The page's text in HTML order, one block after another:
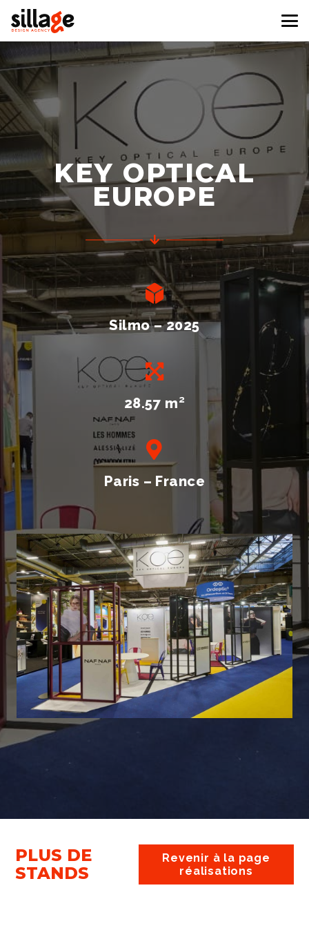
KEY OPTICAL
EUROPE
Silmo – 2025
28.57 m²
Paris – France
PLUS DE
STANDS
Revenir à la page
réalisations
D’ESTOUBLON
VINICOLE
VINICOLE